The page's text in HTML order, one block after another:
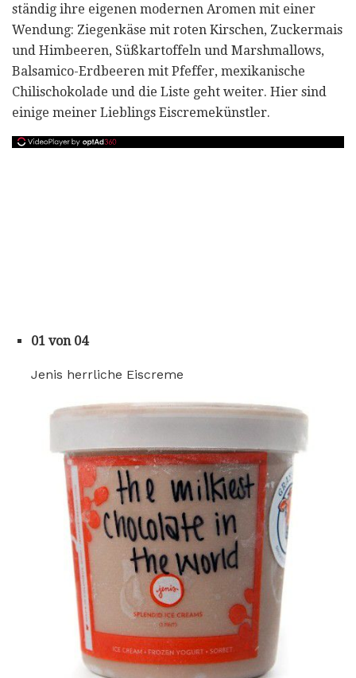
ständig ihre eigenen modernen Aromen mit einer
Wendung: Ziegenkäse mit roten Kirschen, Zuckermais
und Himbeeren, Süßkartoffeln und Marshmallows,
Balsamico-Erdbeeren mit Pfeffer, mexikanische
Chilischokolade und die Liste geht weiter. Hier sind
einige meiner Lieblings Eiscremekünstler.
01 von 04
Jenis herrliche Eiscreme